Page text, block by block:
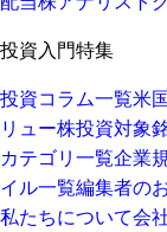
投資入門特集
投資コラム一覧米
リュー株投資対象
カテゴリ一覧企業
イル一覧編集者の
私たちについて会